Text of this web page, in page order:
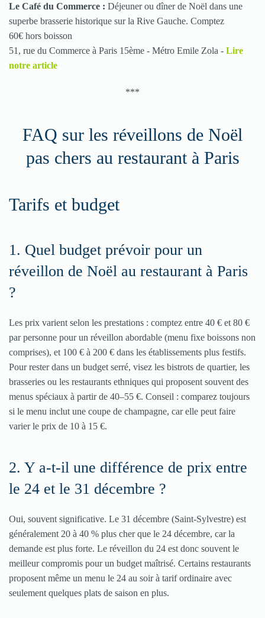
Le Café du Commerce : Déjeuner ou dîner de Noël dans une
superbe brasserie historique sur la Rive Gauche. Comptez
60€ hors boisson
51, rue du Commerce à Paris 15ème - Métro Emile Zola - Lire
notre article
***
FAQ sur les réveillons de Noël
pas chers au restaurant à Paris
Tarifs et budget
1. Quel budget prévoir pour un
réveillon de Noël au restaurant à Paris
?
Les prix varient selon les prestations : comptez entre 40 € et 80 €
par personne pour un réveillon abordable (menu fixe boissons non
comprises), et 100 € à 200 € dans les établissements plus festifs.
Pour rester dans un budget serré, visez les bistrots de quartier, les
brasseries ou les restaurants ethniques qui proposent souvent des
menus spéciaux à partir de 40–55 €. Conseil : comparez toujours
si le menu inclut une coupe de champagne, car elle peut faire
varier le prix de 10 à 15 €.
2. Y a-t-il une différence de prix entre
le 24 et le 31 décembre ?
Oui, souvent significative. Le 31 décembre (Saint-Sylvestre) est
généralement 20 à 40 % plus cher que le 24 décembre, car la
demande est plus forte. Le réveillon du 24 est donc souvent le
meilleur compromis pour un budget maîtrisé. Certains restaurants
proposent même un menu le 24 au soir à tarif ordinaire avec
seulement quelques plats de saison en plus.